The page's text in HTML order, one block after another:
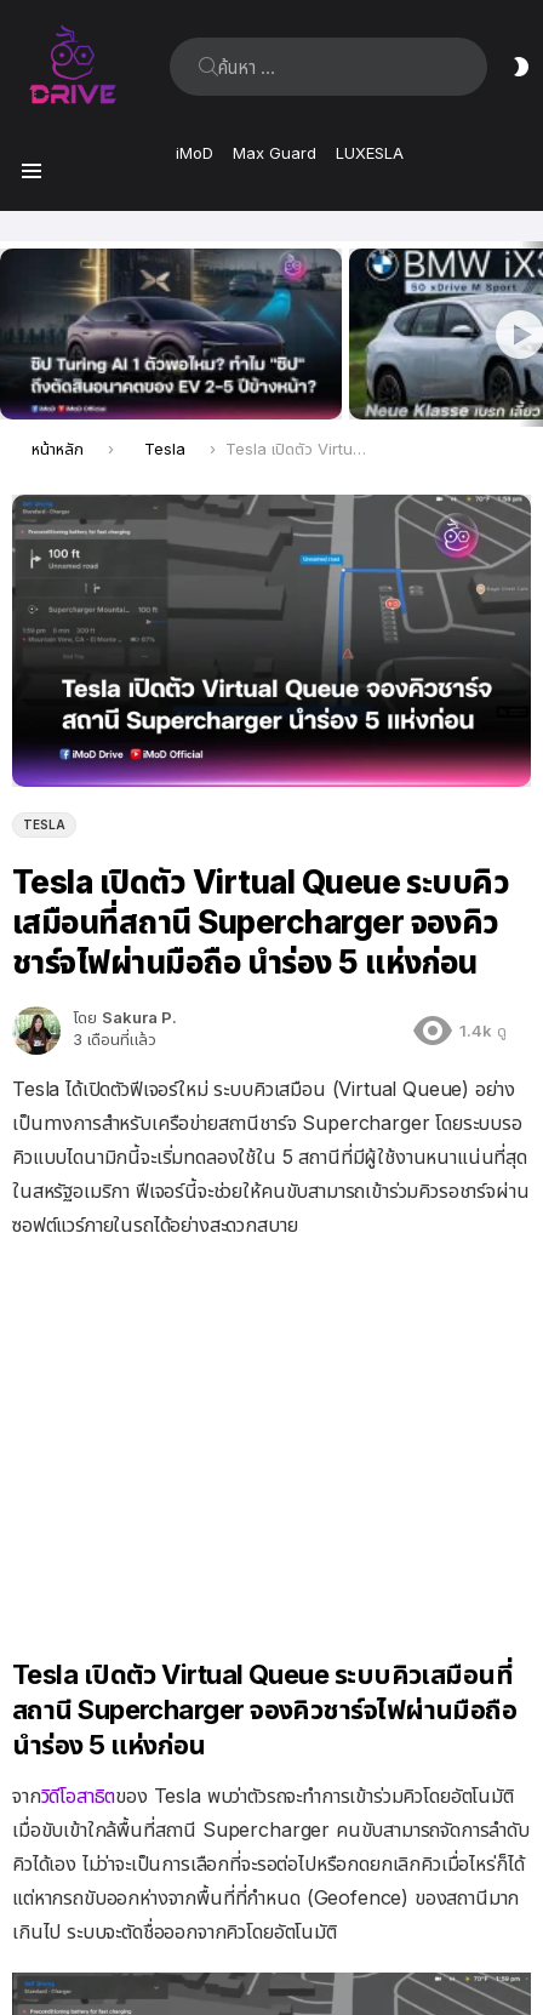
ค้นหา:
iMoD Max Guard LUXESLA
ล่าสุด
คุณอยู่ที่นี่:
หน้าหลัก Tesla Tesla เปิดตัว Virtual Queue ระบบคิวเสมือนที่สถานี Supercharger จองคิวชาร์จไฟผ่านมือถือ นำร่อง 5 แห่งก่อน
TESLA
Tesla เปิดตัว Virtual Queue ระบบคิว
เสมือนที่สถานี Supercharger จองคิว
ชาร์จไฟผ่านมือถือ นำร่อง 5 แห่งก่อน
โดย Sakura P.
3 เดือนที่แล้ว
1.4k ดู
Tesla ได้เปิดตัวฟีเจอร์ใหม่ ระบบคิวเสมือน (Virtual Queue) อย่าง
เป็นทางการสำหรับเครือข่ายสถานีชาร์จ Supercharger โดยระบบรอ
คิวแบบไดนามิกนี้จะเริ่มทดลองใช้ใน 5 สถานีที่มีผู้ใช้งานหนาแน่นที่สุด
ในสหรัฐอเมริกา ฟีเจอร์นี้จะช่วยให้คนขับสามารถเข้าร่วมคิวรอชาร์จผ่าน
ซอฟต์แวร์ภายในรถได้อย่างสะดวกสบาย
Tesla เปิดตัว Virtual Queue ระบบคิวเสมือนที่
สถานี Supercharger จองคิวชาร์จไฟผ่านมือถือ
นำร่อง 5 แห่งก่อน
จากวิดีโอสาธิตของ Tesla พบว่าตัวรถจะทำการเข้าร่วมคิวโดยอัตโนมัติ
เมื่อขับเข้าใกล้พื้นที่สถานี Supercharger คนขับสามารถจัดการลำดับ
คิวได้เอง ไม่ว่าจะเป็นการเลือกที่จะรอต่อไปหรือกดยกเลิกคิวเมื่อไหร่ก็ได้
แต่หากรถขับออกห่างจากพื้นที่ที่กำหนด (Geofence) ของสถานีมาก
เกินไป ระบบจะตัดชื่อออกจากคิวโดยอัตโนมัติ